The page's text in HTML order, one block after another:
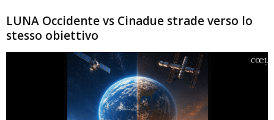
LUNA Occidente vs Cinadue strade verso lo
stesso obiettivo